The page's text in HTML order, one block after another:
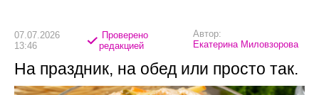
07.07.2026
13:46
Проверено
редакцией
Автор:
Екатерина Миловзорова
На праздник, на обед или просто так.